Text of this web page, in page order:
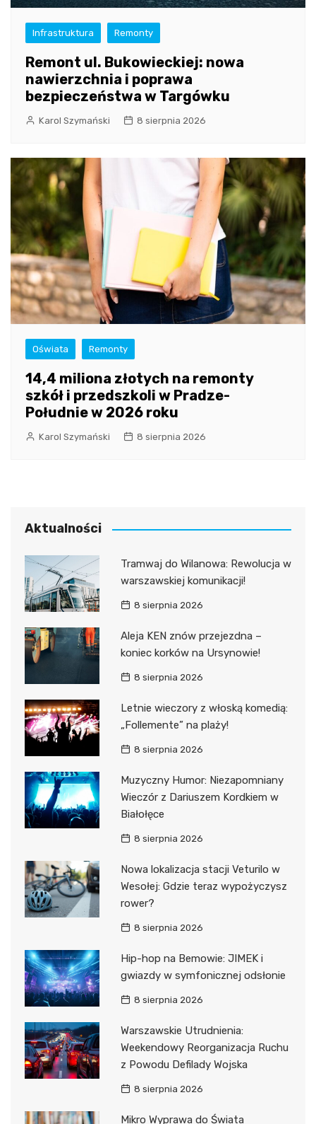
Infrastruktura Remonty
Remont ul. Bukowieckiej: nowa
nawierzchnia i poprawa
bezpieczeństwa w Targówku
Karol Szymański 8 sierpnia 2026
Oświata Remonty
14,4 miliona złotych na remonty
szkół i przedszkoli w Pradze-
Południe w 2026 roku
Karol Szymański 8 sierpnia 2026
Aktualności
Tramwaj do Wilanowa: Rewolucja w
warszawskiej komunikacji!
8 sierpnia 2026
Aleja KEN znów przejezdna –
koniec korków na Ursynowie!
8 sierpnia 2026
Letnie wieczory z włoską komedią:
„Follemente” na plaży!
8 sierpnia 2026
Muzyczny Humor: Niezapomniany
Wieczór z Dariuszem Kordkiem w
Białołęce
8 sierpnia 2026
Nowa lokalizacja stacji Veturilo w
Wesołej: Gdzie teraz wypożyczysz
rower?
8 sierpnia 2026
Hip-hop na Bemowie: JIMEK i
gwiazdy w symfonicznej odsłonie
8 sierpnia 2026
Warszawskie Utrudnienia:
Weekendowy Reorganizacja Ruchu
z Powodu Defilady Wojska
8 sierpnia 2026
Mikro Wyprawa do Świata